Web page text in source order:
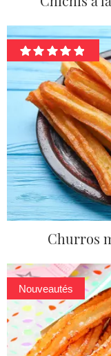
Churros
Nouveautés